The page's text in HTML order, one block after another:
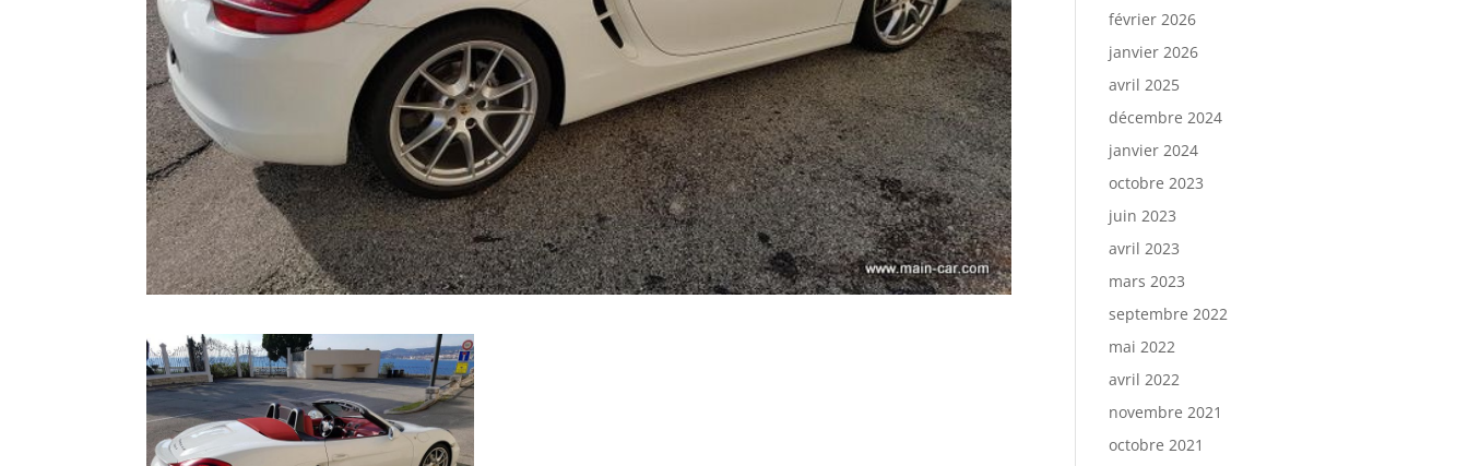
février 2026
janvier 2026
avril 2025
décembre 2024
janvier 2024
octobre 2023
juin 2023
avril 2023
mars 2023
septembre 2022
mai 2022
avril 2022
novembre 2021
octobre 2021